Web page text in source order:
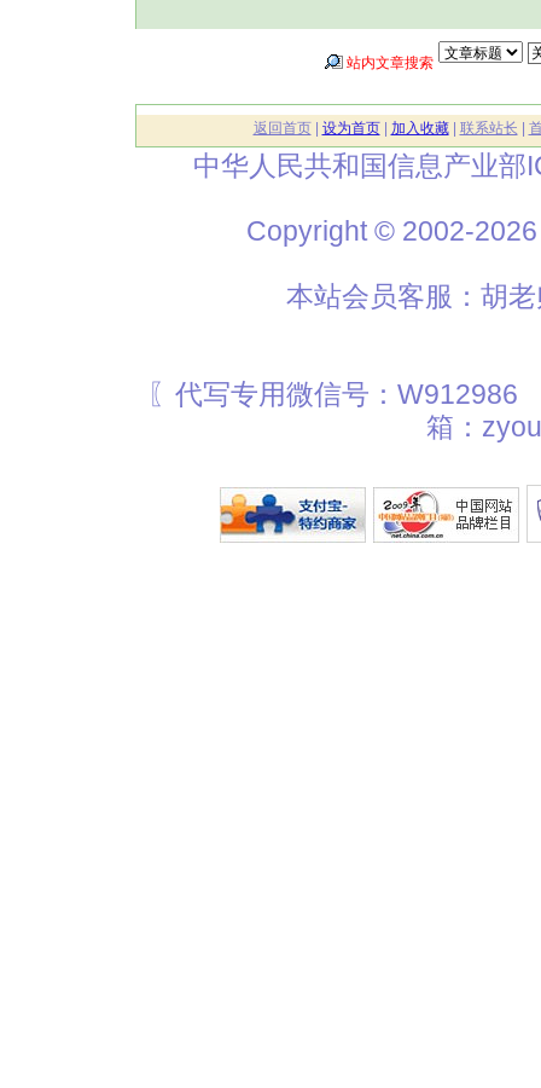
站内文章搜索
返回首页| 设为首页| 加入收藏| 联系站长
中华人民共和国信息产业部
Copyright © 2002-
本站会员客服：胡
〖代写专用微信号：
箱：